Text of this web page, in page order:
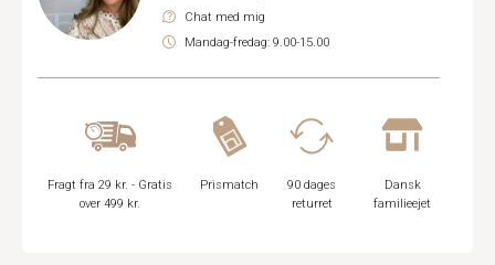
Chat med mig
Mandag-fredag: 9.00-15.00
Fragt fra 29 kr. - Gratis
over 499 kr.
Prismatch
90 dages
returret
Dansk
familieejet